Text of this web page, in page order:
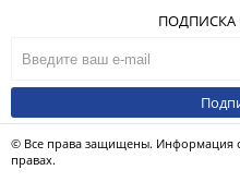
ПОДПИСКА
© Все права защищены. Информация
правах.